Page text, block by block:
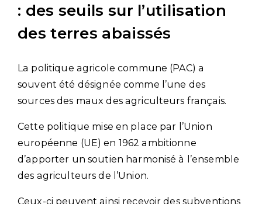
: des seuils sur l’utilisation
des terres abaissés
La politique agricole commune (PAC) a
souvent été désignée comme l’une des
sources des maux des agriculteurs français.
Cette politique mise en place par l’Union
européenne (UE) en 1962 ambitionne
d’apporter un soutien harmonisé à l’ensemble
des agriculteurs de l’Union.
Ceux-ci peuvent ainsi recevoir des subventions